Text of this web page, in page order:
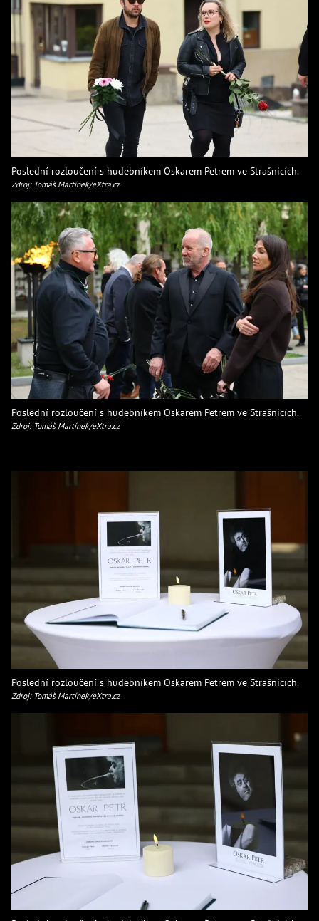
Poslední rozloučení s hudebníkem Oskarem Petrem ve Strašnicích.
Zdroj: Tomáš Martínek/eXtra.cz
Poslední rozloučení s hudebníkem Oskarem Petrem ve Strašnicích.
Zdroj: Tomáš Martínek/eXtra.cz
Poslední rozloučení s hudebníkem Oskarem Petrem ve Strašnicích.
Zdroj: Tomáš Martínek/eXtra.cz